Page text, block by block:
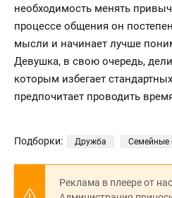
необходимость менять
процессе общения он
мысли и начинает лучше
Девушка, в свою очередь,
которым избегает
предпочитает проводить
Подборки: Дружба Семейные
Реклама в плеере от